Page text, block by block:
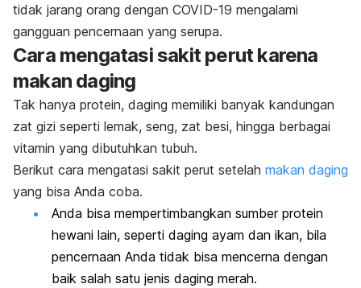
tidak jarang orang dengan COVID-19 mengalami
gangguan pencernaan yang serupa.
Cara mengatasi sakit perut karena
makan daging
Tak hanya protein, daging memiliki banyak kandungan
zat gizi seperti lemak, seng, zat besi, hingga berbagai
vitamin yang dibutuhkan tubuh.
Berikut cara mengatasi sakit perut setelah makan daging
yang bisa Anda coba.
Anda bisa mempertimbangkan sumber protein
hewani lain, seperti daging ayam dan ikan, bila
pencernaan Anda tidak bisa mencerna dengan
baik salah satu jenis daging merah.